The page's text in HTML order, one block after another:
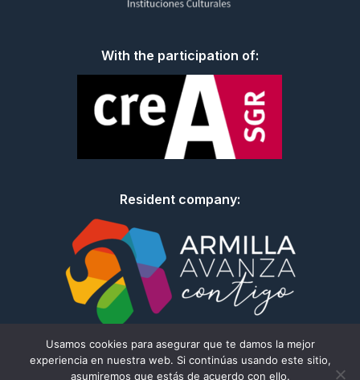
With the participation of:
Resident company:
© Todos los derechos reservados I 2026 – DA.TE Danza
Usamos cookies para asegurar que te damos la mejor
experiencia en nuestra web. Si continúas usando este sitio,
asumiremos que estás de acuerdo con ello.